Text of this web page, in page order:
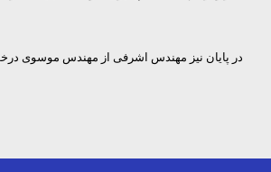
در پایان نیز مهندس اشرفی از مهندس موسوی